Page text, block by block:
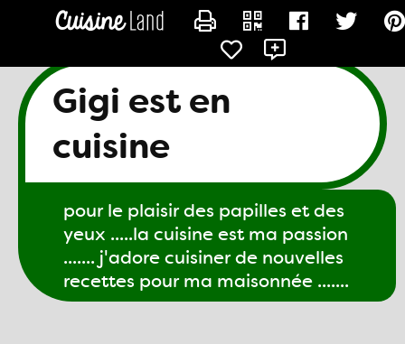
Gigi est en
cuisine
pour le plaisir des papilles et des
yeux .....la cuisine est ma passion
....... j'adore cuisiner de nouvelles
recettes pour ma maisonnée .......
CONTACTER GIGI61